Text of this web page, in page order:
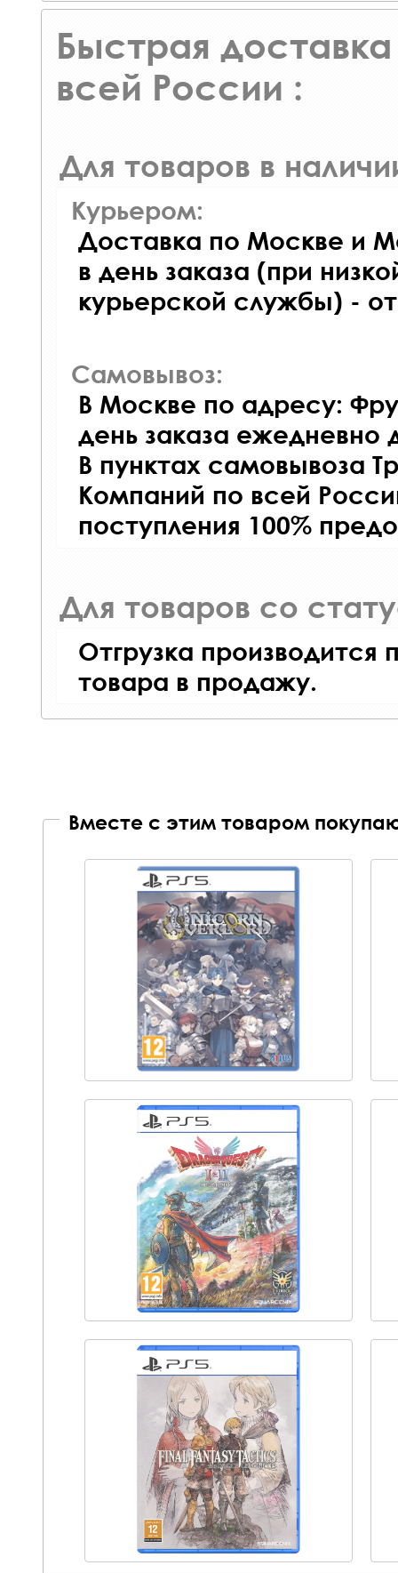
Быстрая доставка
всей России :
Для товаров в
Курьером:
Доставка по Москве и
в день заказа (при
курьерской службы) -
Самовывоз:
В Москве по адресу:
день заказа ежедневно
В пунктах самовывоза
Компаний по всей
поступления 100%
Для товаров со
Отгрузка производится
товара в продажу.
Вместе с этим товаром